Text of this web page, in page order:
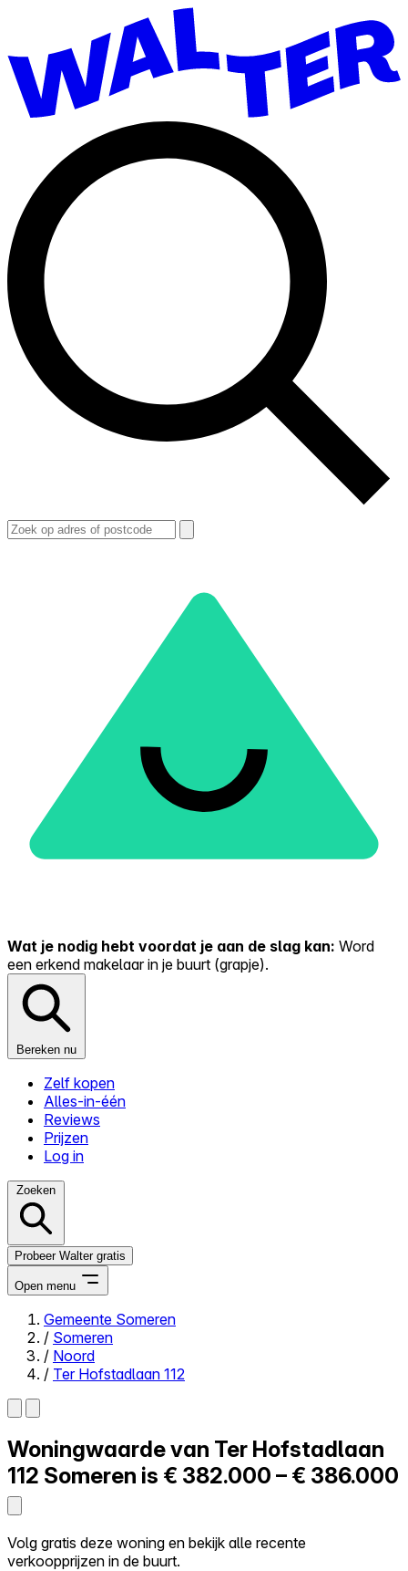
Wat je nodig hebt voordat je aan de slag kan: Word
een erkend makelaar in je buurt (grapje).
Bereken nu
Zelf kopen
Alles-in-één
Reviews
Prijzen
Log in
Zoeken
Probeer Walter gratis
Open menu
Close menu
Zelf kopen
Alles-in-één
Reviews
Log in
Probeer Walter gratis
Gemeente Someren
/ Someren
/ Noord
/ Ter Hofstadlaan 112
Woningwaarde van Ter Hofstadlaan
112 Someren is € 382.000 – € 386.000
Volg gratis deze woning en bekijk alle recente
verkoopprijzen in de buurt.